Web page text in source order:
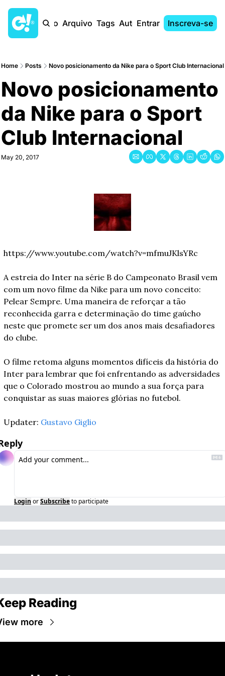
Início Arquivo Tags AutoresEntrar Inscreva-se
Home Posts Novo posicionamento da Nike para o Sport Club Internacional
Novo posicionamento
da Nike para o Sport
Club Internacional
May 20, 2017
https://www.youtube.com/watch?v=mfmuJKlsYRc
A estreia do Inter na série B do Campeonato Brasil vem
com um novo filme da Nike para um novo conceito:
Pelear Sempre. Uma maneira de reforçar a tão
reconhecida garra e determinação do time gaúcho
neste que promete ser um dos anos mais desafiadores
do clube.
O filme retoma alguns momentos difíceis da história do
Inter para lembrar que foi enfrentando as adversidades
que o Colorado mostrou ao mundo a sua força para
conquistar as suas maiores glórias no futebol.
Updater: Gustavo Giglio
Login orSubscribeto participate
Reading
more